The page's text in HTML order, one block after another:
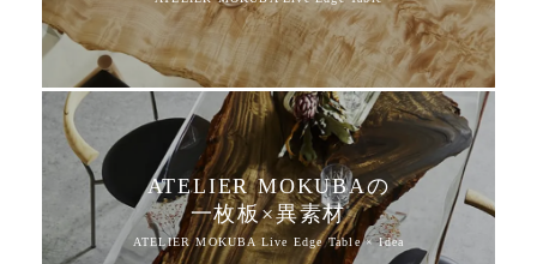
ATELIER MOKUBAの
一枚板×異素材